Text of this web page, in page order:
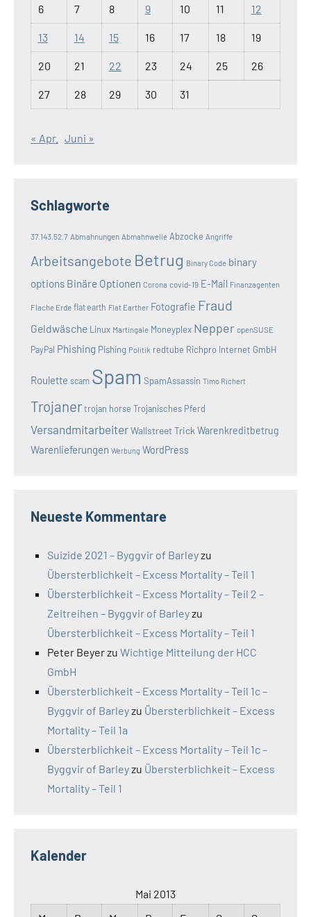
6 7 8 9 10 11 12
13 14 15 16 17 18 19
20 21 22 23 24 25 26
27 28 29 30 31
« Apr. Juni »
Schlagworte
37.143.52.7 Abmahnungen Abmahnwelle Abzocke Angriffe
Arbeitsangebote Betrug Binary Code binary
options Binäre Optionen Corona covid-19 E-Mail Finanzagenten
Flache Erde flat earth Flat Earther Fotografie Fraud
Geldwäsche Linux Martingale Moneyplex Nepper openSUSE
PayPal Phishing Pishing Politik redtube Richpro Internet GmbH
Roulette scam Spam SpamAssassin Timo Richert
Trojanertrojan horse Trojanisches Pferd
VersandmitarbeiterWallstreet Trick Warenkreditbetrug
Warenlieferungen Werbung WordPress
Neueste Kommentare
Suizide 2021 – Byggvir of Barleyzu
Übersterblichkeit – Excess Mortality – Teil 1
Übersterblichkeit – Excess Mortality – Teil 2 –
Zeitreihen – Byggvir of Barleyzu
Übersterblichkeit – Excess Mortality – Teil 1
Peter Beyerzu Wichtige Mitteilung der HCC
GmbH
Übersterblichkeit – Excess Mortality – Teil 1c –
Byggvir of Barleyzu Übersterblichkeit – Excess
Mortality – Teil 1a
Übersterblichkeit – Excess Mortality – Teil 1c –
Byggvir of Barleyzu Übersterblichkeit – Excess
Mortality – Teil 1
Kalender
Mai 2013